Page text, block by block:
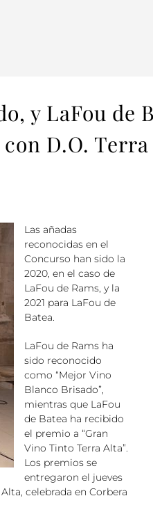
y LaFou de
D.O. Terra
Las añadas
reconocidas en el
Concurso han sido la
2020, en el caso de
LaFou de Rams, y la
2021 para LaFou de
Batea.
LaFou de Rams ha
sido reconocido
como “Mejor Vino
Blanco Brisado”,
mientras que LaFou
de Batea ha recibido
el premio a “Gran
Vino Tinto Terra Alta”.
Los premios se
entregaron el jueves
celebrada en Corbera